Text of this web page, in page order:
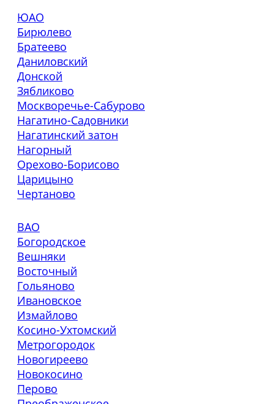
ЮАО
Бирюлево
Братеево
Даниловский
Донской
Зябликово
Москворечье-Сабурово
Нагатино-Садовники
Нагатинский затон
Нагорный
Орехово-Борисово
Царицыно
Чертаново
ВАО
Богородское
Вешняки
Восточный
Гольяново
Ивановское
Измайлово
Косино-Ухтомский
Метрогородок
Новогиреево
Новокосино
Перово